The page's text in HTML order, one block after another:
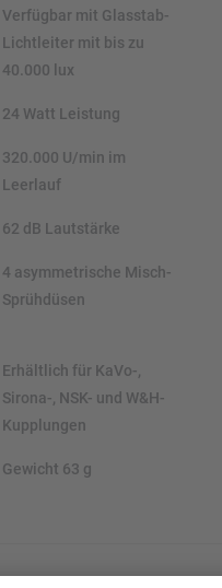
Verfügbar mit Glasstab-
Lichtleiter mit bis zu
40.000 lux
24 Watt Leistung
320.000 U/min im
Leerlauf
62 dB Lautstärke
4 asymmetrische Misch-
Sprühdüsen
Erhältlich für KaVo-,
Sirona-, NSK- und W&H-
Kupplungen
Gewicht 63 g